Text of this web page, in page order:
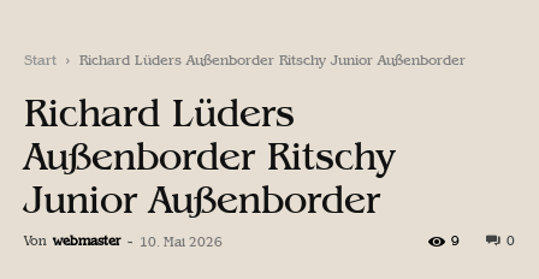
Start Richard Lüders Außenborder Ritschy Junior Außenborder
Richard Lüders
Außenborder Ritschy
Junior Außenborder
Von webmaster - 10. Mai 2026 0
9